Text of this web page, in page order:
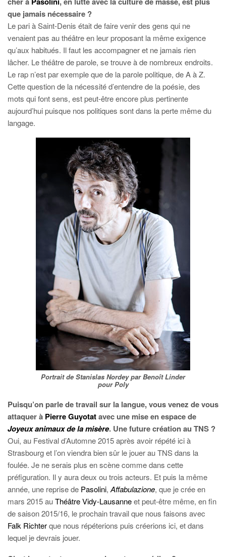
que jamais nécessaire ?
Le pari à Saint-Denis était de faire venir des gens qui ne
venaient pas au théâtre en leur proposant la même exigence
qu’aux habitués. Il faut les accompagner et ne jamais rien
lâcher. Le théâtre de parole, se trouve à de nombreux endroits.
Le rap n’est par exemple que de la parole politique, de A à Z.
Cette question de la nécessité d’entendre de la poésie, des
mots qui font sens, est peut-être encore plus pertinente
aujourd’hui puisque nos politiques sont dans la perte même du
langage.
Portrait de Stanislas Nordey par Benoît Linder
pour Poly
Puisqu’on parle de travail sur la langue, vous venez de vous
attaquer à Pierre Guyotatavec une mise en espace de
Joyeux animaux de la misère. Une future création au TNS ?
Oui, au Festival d’Automne 2015 après avoir répété ici à
Strasbourg et l’on viendra bien sûr le jouer au TNS dans la
foulée. Je ne serais plus en scène comme dans cette
préfiguration. Il y aura deux ou trois acteurs. Et puis la même
année, une reprise de Pasolini, Affabulazione, que je crée en
mars 2015 auThéâtre Vidy-Lausanneet peut-être même, en fin
de saison 2015/16, le prochain travail que nous faisons avec
Falk Richterque nous répéterions puis créerions ici, et dans
lequel je devrais jouer.